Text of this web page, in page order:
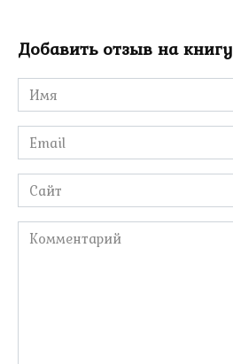
Добавить отзыв на книгу
Имя
*
Email
*
Сайт
Комментарий